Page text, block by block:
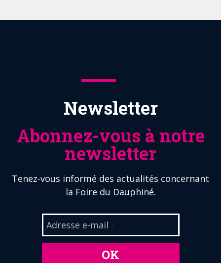
Newsletter
Abonnez-vous à notre
newsletter
Tenez-vous informé des actualités concernant
la Foire du Dauphiné.
Adresse e-mail *
OK